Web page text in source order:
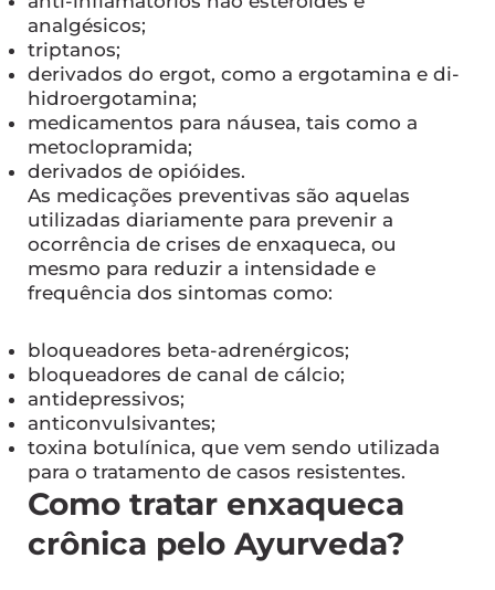
analgésicos;
triptanos;
derivados do ergot, como a ergotamina e di-
hidroergotamina;
medicamentos para náusea, tais como a
metoclopramida;
derivados de opióides.
As medicações preventivas são aquelas
utilizadas diariamente para prevenir a
ocorrência de crises de enxaqueca, ou
mesmo para reduzir a intensidade e
frequência dos sintomas como:
bloqueadores beta-adrenérgicos;
bloqueadores de canal de cálcio;
antidepressivos;
anticonvulsivantes;
toxina botulínica, que vem sendo utilizada
para o tratamento de casos resistentes.
Como tratar enxaqueca
crônica pelo Ayurveda?